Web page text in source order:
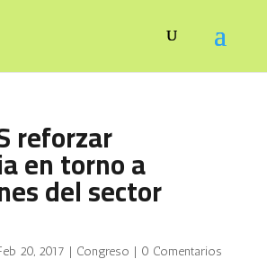
reforzar
en torno a
del sector
20, 2017 | Congreso | 0 Comentarios